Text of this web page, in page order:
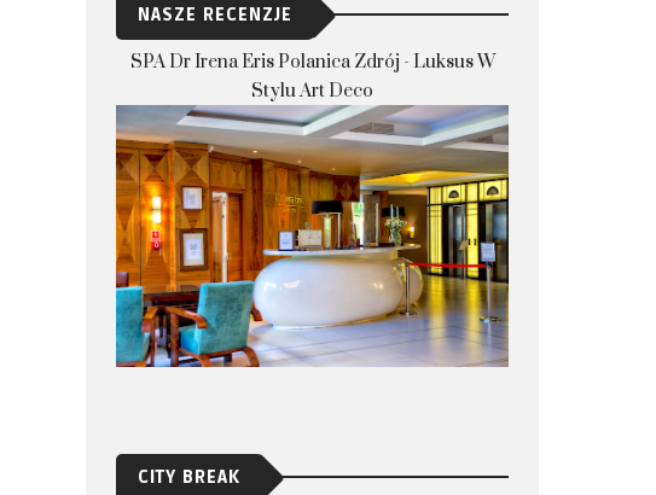
NASZE RECENZJE
SPA Dr Irena Eris Polanica Zdrój - Luksus W
Stylu Art Deco
CITY BREAK